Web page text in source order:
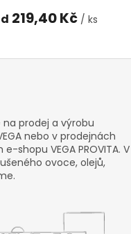
219,40 Kč / ks
prodej a výrobu
nebo v prodejnách
shopu VEGA PROVITA. V
ovoce, olejů,